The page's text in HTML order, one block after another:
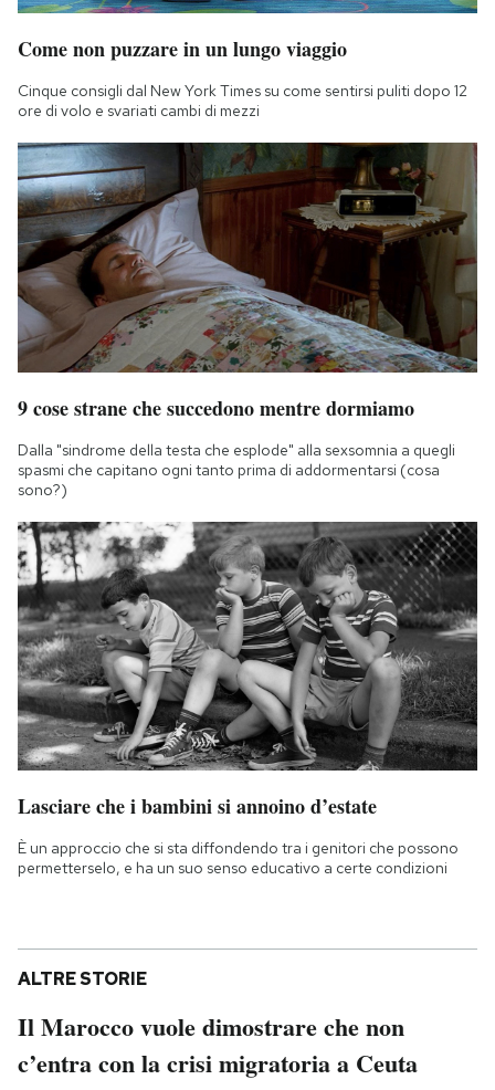
Come non puzzare in un lungo viaggio
Cinque consigli dal New York Times su come sentirsi puliti dopo 12
ore di volo e svariati cambi di mezzi
9 cose strane che succedono mentre dormiamo
Dalla "sindrome della testa che esplode" alla sexsomnia a quegli
spasmi che capitano ogni tanto prima di addormentarsi (cosa
sono?)
Lasciare che i bambini si annoino d’estate
È un approccio che si sta diffondendo tra i genitori che possono
permetterselo, e ha un suo senso educativo a certe condizioni
ALTRE STORIE
Il Marocco vuole dimostrare che non
c’entra con la crisi migratoria a Ceuta